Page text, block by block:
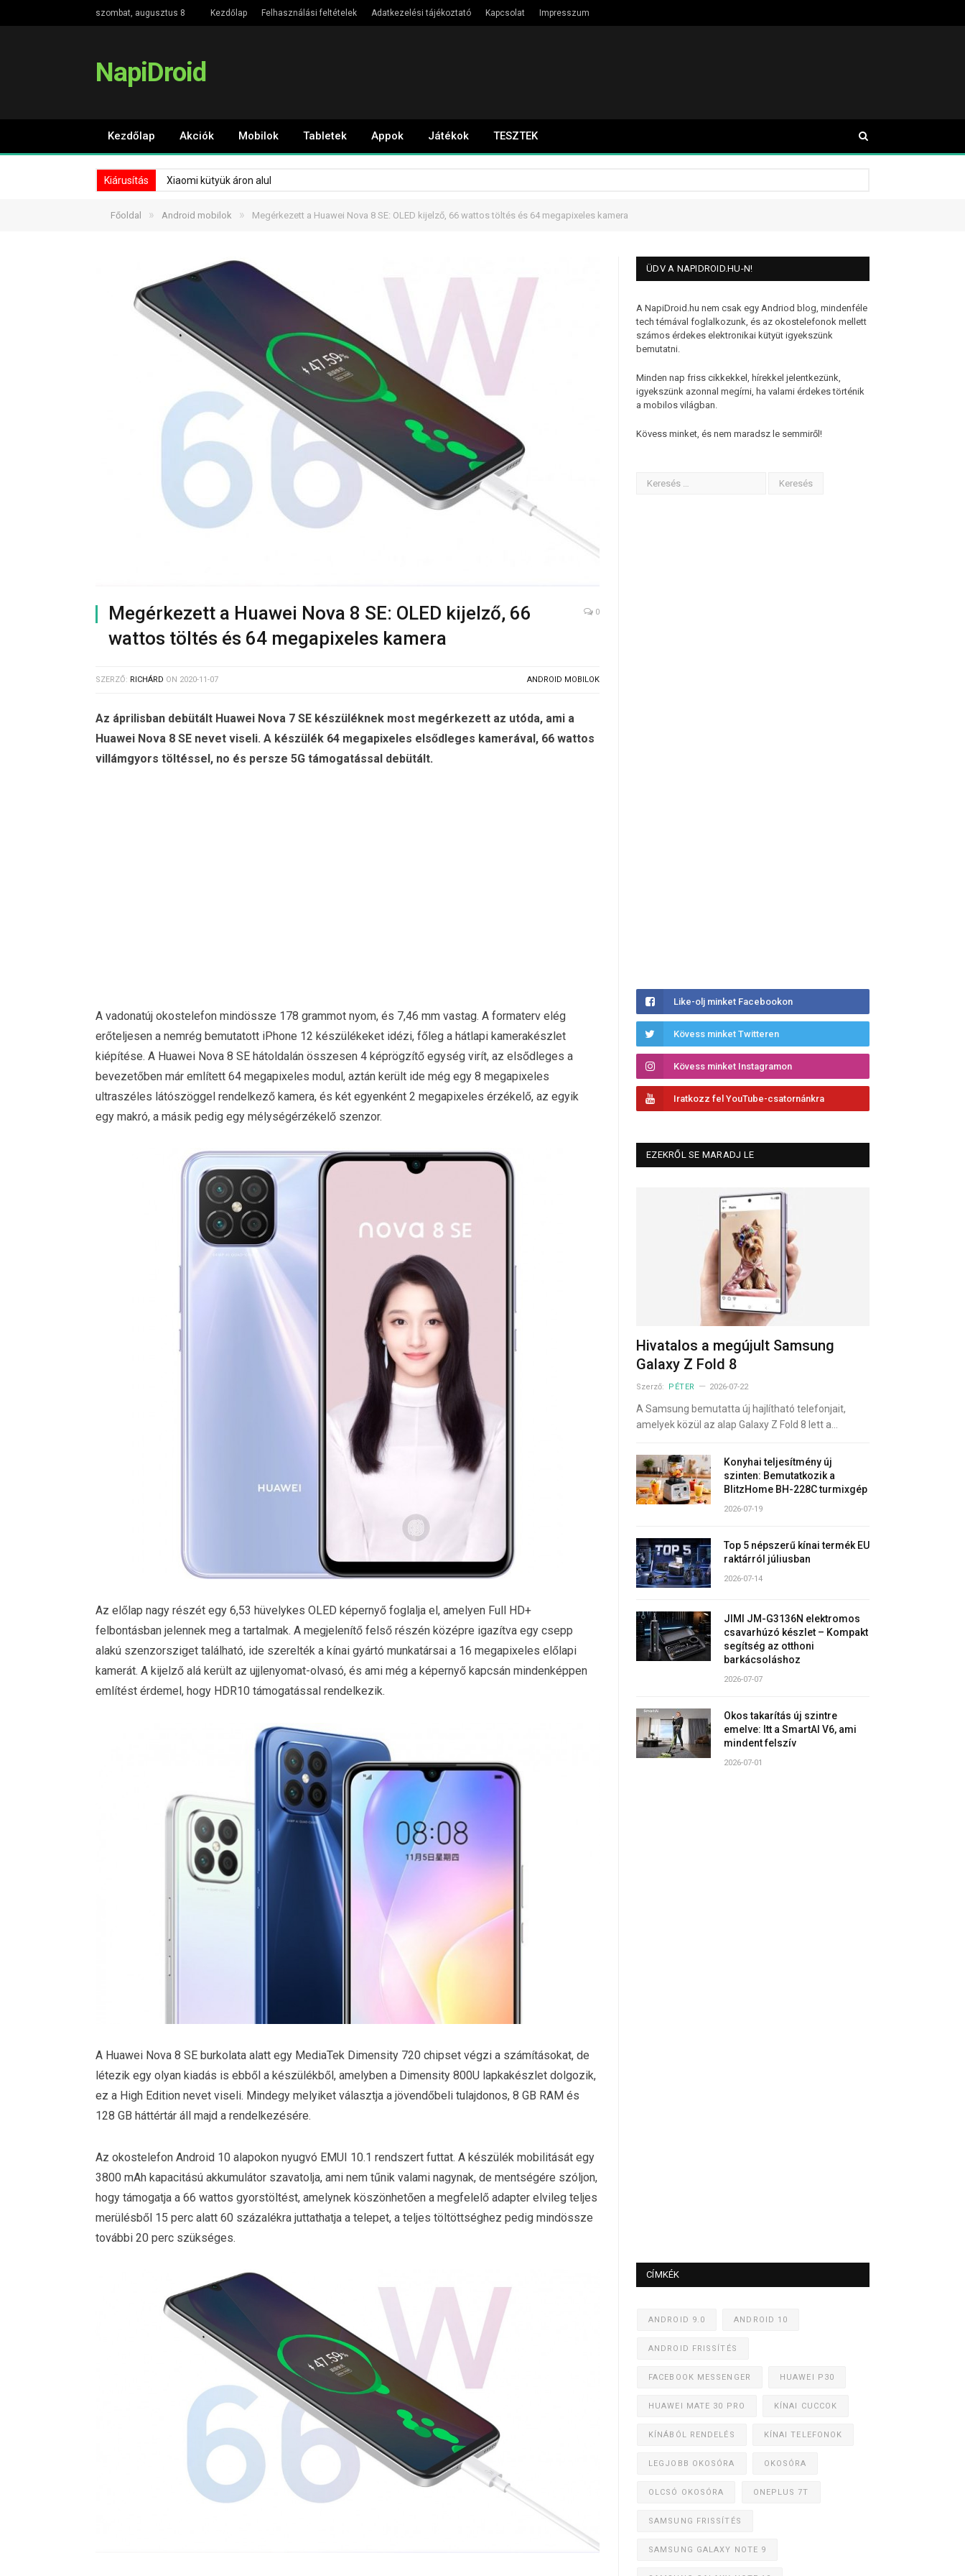
szombat, augusztus 8 Kezdőlap Felhasználási feltételek Adatkezelési tájékoztató Kapcsolat Impresszum
NapiDroid
Kezdőlap Akciók Mobilok Tabletek Appok Játékok TESZTEK
Kiárusítás Xiaomi kütyük áron alul
Főoldal » Android mobilok » Megérkezett a Huawei Nova 8 SE: OLED kijelző, 66 wattos töltés és 64 megapixeles kamera
Megérkezett a Huawei Nova 8 SE: OLED kijelző, 66
wattos töltés és 64 megapixeles kamera
0
SZERZŐ: RICHÁRD ON 2020-11-07 ANDROID MOBILOK
Az áprilisban debütált Huawei Nova 7 SE készüléknek most megérkezett az utóda, ami a
Huawei Nova 8 SE nevet viseli. A készülék 64 megapixeles elsődleges kamerával, 66 wattos
villámgyors töltéssel, no és persze 5G támogatással debütált.
A vadonatúj okostelefon mindössze 178 grammot nyom, és 7,46 mm vastag. A formaterv elég
erőteljesen a nemrég bemutatott iPhone 12 készülékeket idézi, főleg a hátlapi kamerakészlet
kiépítése. A Huawei Nova 8 SE hátoldalán összesen 4 képrögzítő egység virít, az elsődleges a
bevezetőben már említett 64 megapixeles modul, aztán került ide még egy 8 megapixeles
ultraszéles látószöggel rendelkező kamera, és két egyenként 2 megapixeles érzékelő, az egyik
egy makró, a másik pedig egy mélységérzékelő szenzor.
Az előlap nagy részét egy 6,53 hüvelykes OLED képernyő foglalja el, amelyen Full HD+
felbontásban jelennek meg a tartalmak. A megjelenítő felső részén középre igazítva egy csepp
alakú szenzorsziget található, ide szerelték a kínai gyártó munkatársai a 16 megapixeles előlapi
kamerát. A kijelző alá került az ujjlenyomat-olvasó, és ami még a képernyő kapcsán mindenképpen
említést érdemel, hogy HDR10 támogatással rendelkezik.
A Huawei Nova 8 SE burkolata alatt egy MediaTek Dimensity 720 chipset végzi a számításokat, de
létezik egy olyan kiadás is ebből a készülékből, amelyben a Dimensity 800U lapkakészlet dolgozik,
ez a High Edition nevet viseli. Mindegy melyiket választja a jövendőbeli tulajdonos, 8 GB RAM és
128 GB háttértár áll majd a rendelkezésére.
Az okostelefon Android 10 alapokon nyugvó EMUI 10.1 rendszert futtat. A készülék mobilitását egy
3800 mAh kapacitású akkumulátor szavatolja, ami nem tűnik valami nagynak, de mentségére szóljon,
hogy támogatja a 66 wattos gyorstöltést, amelynek köszönhetően a megfelelő adapter elvileg teljes
merülésből 15 perc alatt 60 százalékra juttathatja a telepet, a teljes töltöttséghez pedig mindössze
további 20 perc szükséges.
ÜDV A NAPIDROID.HU-N!
A NapiDroid.hu nem csak egy Andriod blog, mindenféle
tech témával foglalkozunk, és az okostelefonok mellett
számos érdekes elektronikai kütyüt igyekszünk
bemutatni.
Minden nap friss cikkekkel, hírekkel jelentkezünk,
igyekszünk azonnal megírni, ha valami érdekes történik
a mobilos világban.
Kövess minket, és nem maradsz le semmiről!
Like-olj minket Facebookon
Kövess minket Twitteren
Kövess minket Instagramon
Iratkozz fel YouTube-csatornánkra
EZEKRŐL SE MARADJ LE
Hivatalos a megújult Samsung
Galaxy Z Fold 8
Szerző: PÉTER 2026-07-22
A Samsung bemutatta új hajlítható telefonjait,
amelyek közül az alap Galaxy Z Fold 8 lett a…
Konyhai teljesítmény új
szinten: Bemutatkozik a
BlitzHome BH-228C turmixgép
2026-07-19
Top 5 népszerű kínai termék EU
raktárról júliusban
2026-07-14
JIMI JM-G3136N elektromos
csavarhúzó készlet – Kompakt
segítség az otthoni
barkácsoláshoz
2026-07-07
Okos takarítás új szintre
emelve: Itt a SmartAI V6, ami
mindent felszív
2026-07-01
CÍMKÉK
ANDROID 9.0 ANDROID 10
ANDROID FRISSÍTÉS
FACEBOOK MESSENGER HUAWEI P30
HUAWEI MATE 30 PRO KÍNAI CUCCOK
KÍNÁBÓL RENDELÉS KÍNAI TELEFONOK
LEGJOBB OKOSÓRA OKOSÓRA
OLCSÓ OKOSÓRA ONEPLUS 7T
SAMSUNG FRISSÍTÉS
SAMSUNG GALAXY NOTE 9